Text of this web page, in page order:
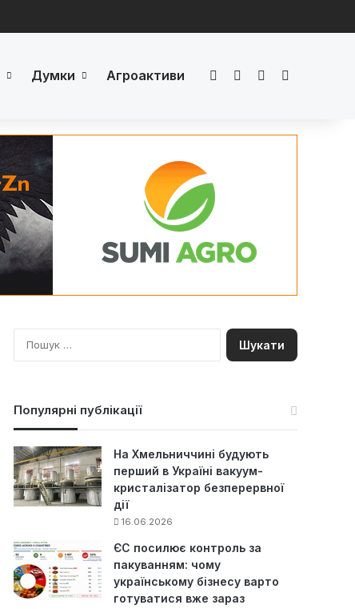
Думки Агроактиви FacebookLinkedInYouTube
П
о
Популярні публікації
На Хмельниччині будують
перший в Україні вакуум-
кристалізатор безперервної
дії
16.06.2026
ЄС посилює контроль за
пакуванням: чому
українському бізнесу варто
готуватися вже зараз